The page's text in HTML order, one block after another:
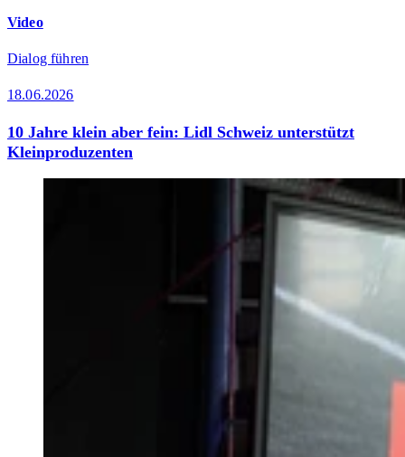
Video
Dialog führen
18.06.2026
10 Jahre klein aber fein: Lidl Schweiz unterstützt
Kleinproduzenten